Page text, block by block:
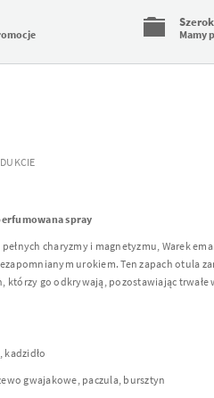
Mamy
spray
charyzmy i magnetyzmu, Warek
urokiem. Ten zapach otula
którzy go odkrywają, pozostawiając trwałe
kadzidło
gwajakowe, paczula, bursztyn